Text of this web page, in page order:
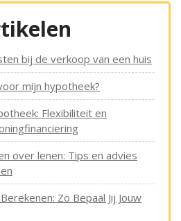
bij de verkoop van een huis
mijn hypotheek?
Flexibiliteit en
over lenen: Tips en advies
Zo Bepaal Jij Jouw